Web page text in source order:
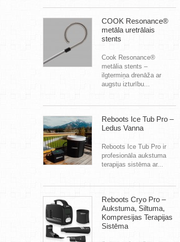
COOK Resonance®
metāla uretrālais
stents
Cook Resonance®
metālia stents –
ilgtermiņa drenāža ar
augstu izturību...
Reboots Ice Tub Pro –
Ledus Vanna
Reboots Ice Tub Pro ir
profesionāla aukstuma
terapijas sistēma ar...
Reboots Cryo Pro –
Aukstuma, Siltuma,
Kompresijas Terapijas
Sistēma